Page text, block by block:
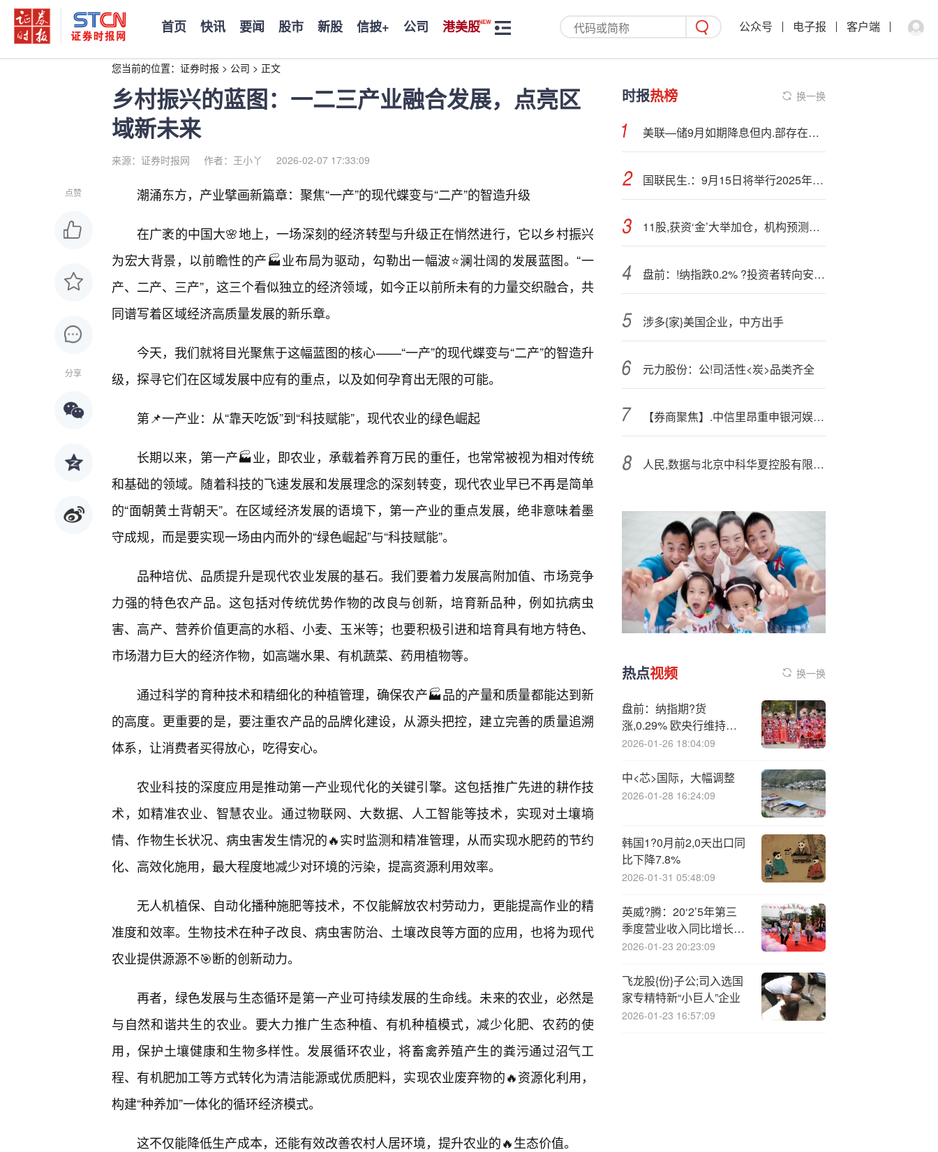
首页 快讯 要闻 股市 新股 信披+ 公司 港美股 公众号 电子报 客户端
您当前的位置： 证券时报 > 公司 > 正文
乡村振兴的蓝图：一二三产业融合发展，点亮区
域新未来
来源：证券时报网 作者：王小丫 2026-02-07 17:33:09
点赞
分享
潮涌东方，产业擘画新篇章：聚焦“一产”的现代蝶变与“二产”的智造升级
在广袤的中国大🌸地上，一场深刻的经济转型与升级正在悄然进行，它以乡村振兴
为宏大背景，以前瞻性的产🏭业布局为驱动，勾勒出一幅波⭐澜壮阔的发展蓝图。“一
产、二产、三产”，这三个看似独立的经济领域，如今正以前所未有的力量交织融合，共
同谱写着区域经济高质量发展的新乐章。
今天，我们就将目光聚焦于这幅蓝图的核心——“一产”的现代蝶变与“二产”的智造升
级，探寻它们在区域发展中应有的重点，以及如何孕育出无限的可能。
第📌一产业：从“靠天吃饭”到“科技赋能”，现代农业的绿色崛起
长期以来，第一产🏭业，即农业，承载着养育万民的重任，也常常被视为相对传统
和基础的领域。随着科技的飞速发展和发展理念的深刻转变，现代农业早已不再是简单
的“面朝黄土背朝天”。在区域经济发展的语境下，第一产业的重点发展，绝非意味着墨
守成规，而是要实现一场由内而外的“绿色崛起”与“科技赋能”。
品种培优、品质提升是现代农业发展的基石。我们要着力发展高附加值、市场竞争
力强的特色农产品。这包括对传统优势作物的改良与创新，培育新品种，例如抗病虫
害、高产、营养价值更高的水稻、小麦、玉米等；也要积极引进和培育具有地方特色、
市场潜力巨大的经济作物，如高端水果、有机蔬菜、药用植物等。
通过科学的育种技术和精细化的种植管理，确保农产🏭品的产量和质量都能达到新
的高度。更重要的是，要注重农产品的品牌化建设，从源头把控，建立完善的质量追溯
体系，让消费者买得放心，吃得安心。
农业科技的深度应用是推动第一产业现代化的关键引擎。这包括推广先进的耕作技
术，如精准农业、智慧农业。通过物联网、大数据、人工智能等技术，实现对土壤墒
情、作物生长状况、病虫害发生情况的🔥实时监测和精准管理，从而实现水肥药的节约
化、高效化施用，最大程度地减少对环境的污染，提高资源利用效率。
无人机植保、自动化播种施肥等技术，不仅能解放农村劳动力，更能提高作业的精
准度和效率。生物技术在种子改良、病虫害防治、土壤改良等方面的应用，也将为现代
农业提供源源不🎯断的创新动力。
再者，绿色发展与生态循环是第一产业可持续发展的生命线。未来的农业，必然是
与自然和谐共生的农业。要大力推广生态种植、有机种植模式，减少化肥、农药的使
用，保护土壤健康和生物多样性。发展循环农业，将畜禽养殖产生的粪污通过沼气工
程、有机肥加工等方式转化为清洁能源或优质肥料，实现农业废弃物的🔥资源化利用，
构建“种养加”一体化的循环经济模式。
这不仅能降低生产成本，还能有效改善农村人居环境，提升农业的🔥生态价值。
时报热榜 换一换
美联—储9月如期降息但内.部存在分歧 后续黄金价格会依旧偏强
国联民生.：9月15日将举行2025年半年度业绩说明会
11股,获资‘金’大举加仓，机构预测业绩将高增长
盘前：!纳指跌0.2% ?投资者转向安全资产
涉多{家}美国企业，中方出手
元力股份：公!司活性<炭>品类齐全
【券商聚焦】.中信里昂重申银河娱乐(00027)“优于大市”评级 指其手握行业最强现金储备
人民,数据与北京中科华夏控股有限公司、中视购物有限公司达成战略合作
热点视频 换一换
盘前：纳指期?货
涨,0.29% 欧央行维持利
率不变
2026-01-26 18:04:09
中<芯>国际，大幅调整
2026-01-28 16:24:09
韩国1?0月前2,0天出口同
比下降7.8%
2026-01-31 05:48:09
英威?腾：20‘2’5年第三
季度营业收入同比增长
3.76%
2026-01-23 20:23:09
飞龙股{份}子公;司入选国
家专精特新“小巨人”企业
2026-01-23 16:57:09